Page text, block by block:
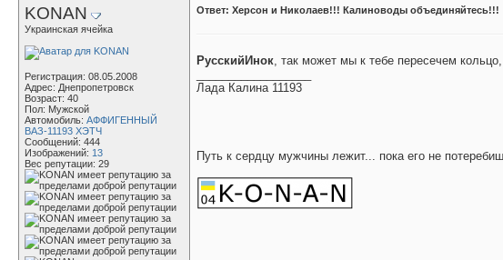
KONAN
Украинская ячейка
Регистрация: 08.05.2008
Адрес: Днепропетровск
Возраст: 40
Пол: Мужской
Автомобиль: АФФИГЕННЫЙ
ВАЗ-11193 ХЭТЧ
Сообщений: 444
Изображений: 13
Вес репутации: 29
Ответ: Херсон и Николаев!!! Калиноводы объединяйтесь!!!
РусскийИнок, так может мы к тебе пересечем
Лада Калина 11193
Путь к сердцу мужчины лежит... пока его не